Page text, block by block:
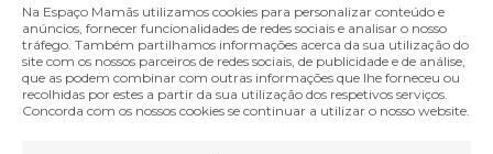
SOBRE A MARCA
Contactos
Termos e Condições
Na Espaço Mamãs utilizamos cookies para personalizar conteúdo e
anúncios, fornecer funcionalidades de redes sociais e analisar o nosso
tráfego. Também partilhamos informações acerca da sua utilização do
site com os nossos parceiros de redes sociais, de publicidade e de análise,
que as podem combinar com outras informações que lhe forneceu ou
recolhidas por estes a partir da sua utilização dos respetivos serviços.
Concorda com os nossos cookies se continuar a utilizar o nosso website.